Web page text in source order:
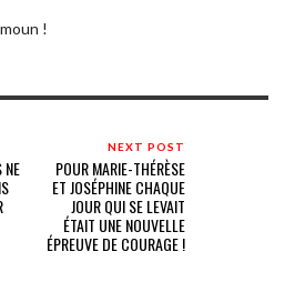
!
NE
NEXT POST
POUR MARIE-THÉRÈSE
ET JOSÉPHINE CHAQUE
JOUR QUI SE LEVAIT
ÉTAIT UNE NOUVELLE
ÉPREUVE DE COURAGE !